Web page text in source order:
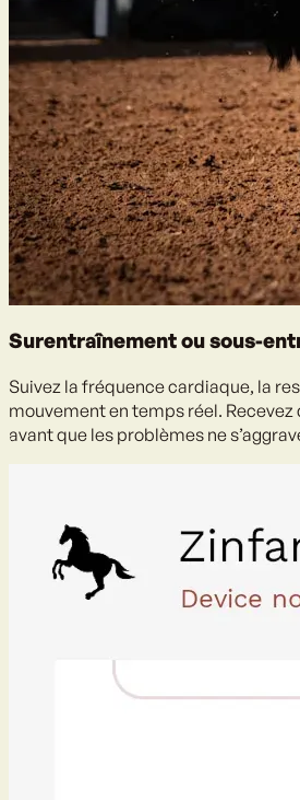
Surentraînement ou sous-
Suivez la fréquence cardiaque, la
mouvement en temps réel.
avant que les problèmes ne